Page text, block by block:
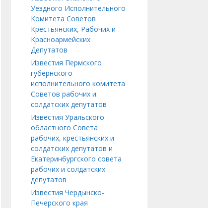
Уездного Исполнительного
Комитета Советов
Крестьянских, Рабочих и
Красноармейских
Депутатов
Известия Пермского
губернского
исполнительного комитета
Советов рабочих и
солдатских депутатов
Известия Уральского
областного Совета
рабочих, крестьянских и
солдатских депутатов и
Екатеринбургского совета
рабочих и солдатских
депутатов
Известия Чердынско-
Печерского края